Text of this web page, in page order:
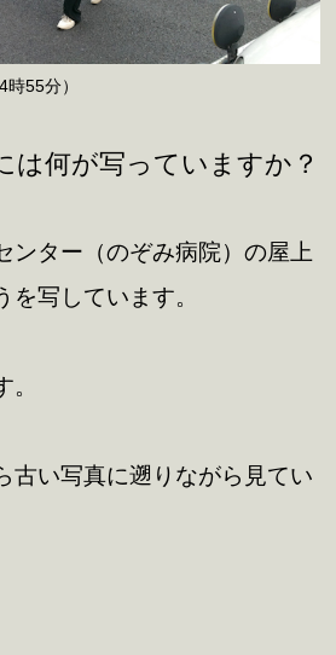
55分）
何が写っていますか？
ンター（のぞみ病院）の屋上
を写しています。
古い写真に遡りながら見てい